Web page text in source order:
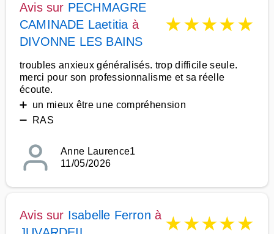
Avis sur PECHMAGRE
CAMINADE Laetitia à
DIVONNE LES BAINS
★★★★★
troubles anxieux généralisés. trop difficile seule.
merci pour son professionnalisme et sa réelle
écoute.
➕ un mieux être une compréhension
➖ RAS
Anne Laurence1
11/05/2026
Avis sur Isabelle Ferron à ★★★★★